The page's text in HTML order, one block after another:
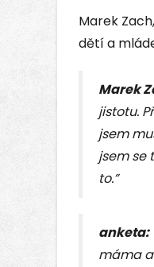
Marek
dětí a
Marek
jistotu.
jsem
jsem se
to.”
anketa:
máma